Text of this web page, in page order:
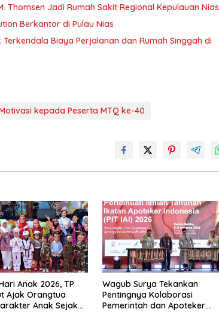
Thomsen Jadi Rumah Sakit Regional Kepulauan Nias
Berkantor di Pulau Nias
Biaya Perjalanan dan Rumah Singgah di
kepada Peserta MTQ ke-40
Anak 2026, TP
Ajak Orangtua
Anak Sejak
Wagub Surya Tekankan
Pentingnya Kolaborasi
Pemerintah dan Apoteker